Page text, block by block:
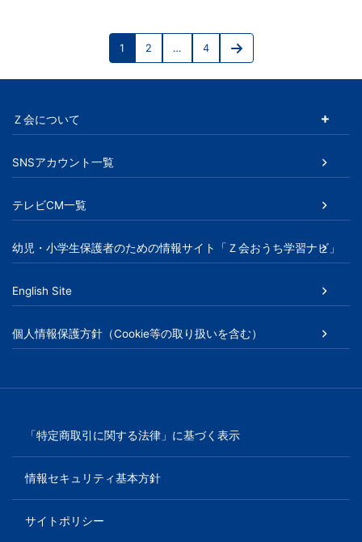
投
稿
ジ
Page
1
Page
2 …
Page
4
Next
Ｚ会について
SNSアカウント一覧
テレビCM一覧
幼児・小学生保護者のための情報サイト「Ｚ会おうち学習ナビ」
English Site
個人情報保護方針（Cookie等の取り扱いを含む）
「特定商取引に関する法律」に基づく表示
情報セキュリティ基本方針
サイトポリシー